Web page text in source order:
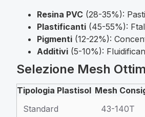
Resina PVC (28-35%):
Plastificanti (45-55%):
Pigmenti (12-22%):
Additivi (5-10%):
Selezione Mesh
Tipologia Plastisol Mesh
Standard
43-140T